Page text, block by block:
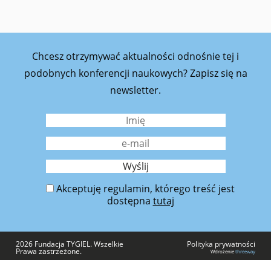
Chcesz otrzymywać aktualności odnośnie tej i
podobnych konferencji naukowych? Zapisz się na
newsletter.
Akceptuję regulamin, którego treść jest
dostępna tutaj
2026 Fundacja TYGIEL. Wszelkie
Prawa zastrzeżone.
Polityka prywatności
Wdrożeniethreeway